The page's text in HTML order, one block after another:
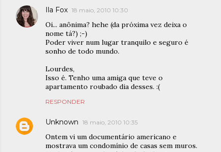
Ila Fox 18 maio, 2010 10:30
Oi... anônima? hehe (da próxima vez deixa o
nome tá?) ;-)
Poder viver num lugar tranquilo e seguro é
sonho de todo mundo.
Lourdes,
Isso é. Tenho uma amiga que teve o
apartamento roubado dia desses. :(
RESPONDER
Unknown 18 maio, 2010 10:35
Ontem vi um documentário americano e
mostrava um condomínio de casas sem muros.